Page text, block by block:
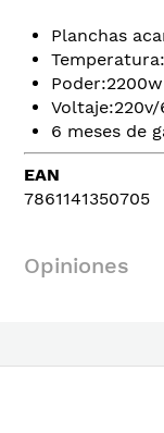
Planchas
Poder:2200w
6 meses de
EAN
7861141350705
Opiniones